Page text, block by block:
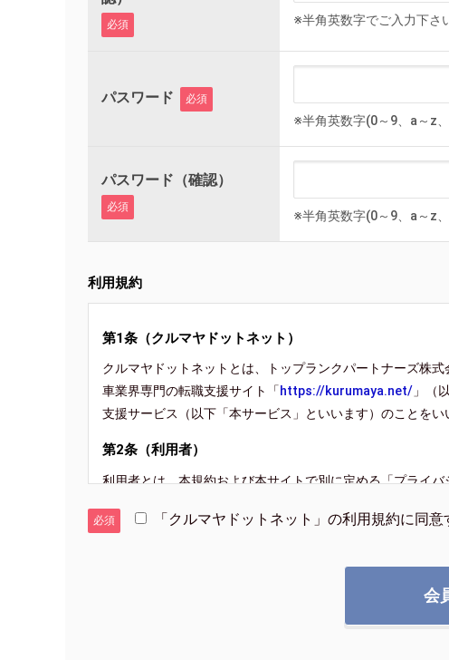
必須 ※半角英数字でご入力下さ
パスワード 必須
※半角英数字(0～9、a～z
パスワード（確認）
必須
※半角英数字(0～9、a～z
利用規約
第1条（クルマヤドットネット）
クルマヤドットネットとは、トップランクパートナーズ株
車業界専門の転職支援サイト「 https://kurumaya.net/ 」（
支援サービス（以下「本サービス」といいます）のことをい
第2条（利用者）
利用者とは、本規約および本サイトで別に定める「プライ
よび「プライバシーポリシー」の内容をすべて承諾したもの
転職支援サービスとは、求人企業と利用者に当社が提供す
必須 「クルマヤドットネット」の利用規約に同意